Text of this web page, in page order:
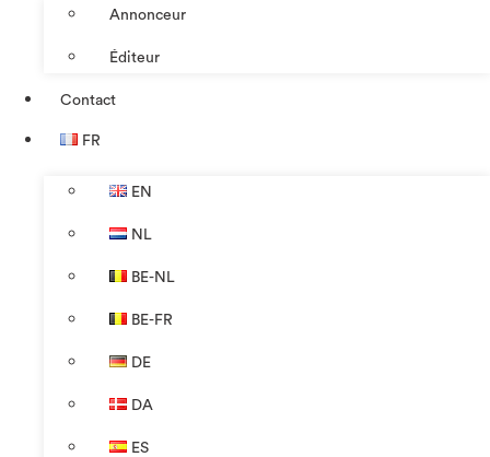
Annonceur
Éditeur
Contact
FR
EN
NL
BE-NL
BE-FR
DE
DA
ES